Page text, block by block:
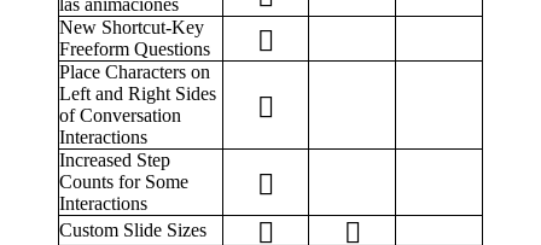
las animaciones
New Shortcut-Key
Freeform Questions
Place Characters on
Left and Right Sides
of Conversation
Interactions
Increased Step
Counts for Some
Interactions
Custom Slide Sizes